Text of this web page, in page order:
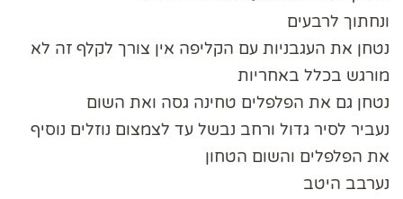
ונחתוך לרבעים
נטחן את העגבניות עם הקליפה אין צורך לקלף זה לא
מורגש בכלל באחריות
נטחן גם את הפלפלים טחינה גסה ואת השום
נעביר לסיר גדול ורחב נבשל עד לצמצום נוזלים נוסיף
את הפלפלים והשום הטחון
נערבב היטב